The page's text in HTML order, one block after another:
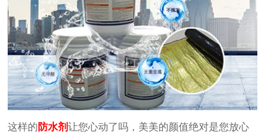
这样的防水剂让您心动了吗，美美的颜值绝对是您放心